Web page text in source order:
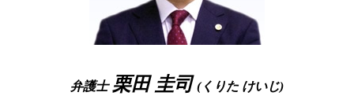
自己破産 携帯 契約
自己破産後 クレジットカード
相続 奈良県 弁護士
破産事件 高槻市 相談
企業法務 奈良県 弁護士
弁護士 栗田 圭司 (くりた けいじ)